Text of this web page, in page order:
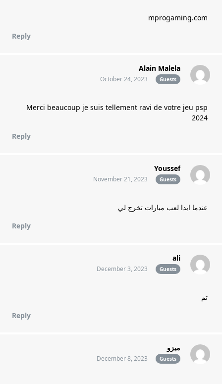
mprogaming.com
Reply
Alain Malela
Guests
October 24, 2023
Merci beaucoup je suis tellement ravi de votre jeu psp
2024
Reply
Youssef
Guests
November 21, 2023
عندما ابدا لعب مبارات تخرج لي
Reply
ali
Guests
December 3, 2023
تم
Reply
ميزو
Guests
December 8, 2023